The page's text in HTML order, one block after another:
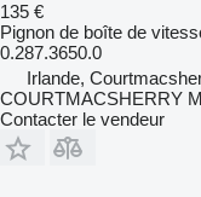
135 €
Pignon de boîte de
0.287.3650.0
Irlande,
COURTMACSHERRY
Contacter le vendeur